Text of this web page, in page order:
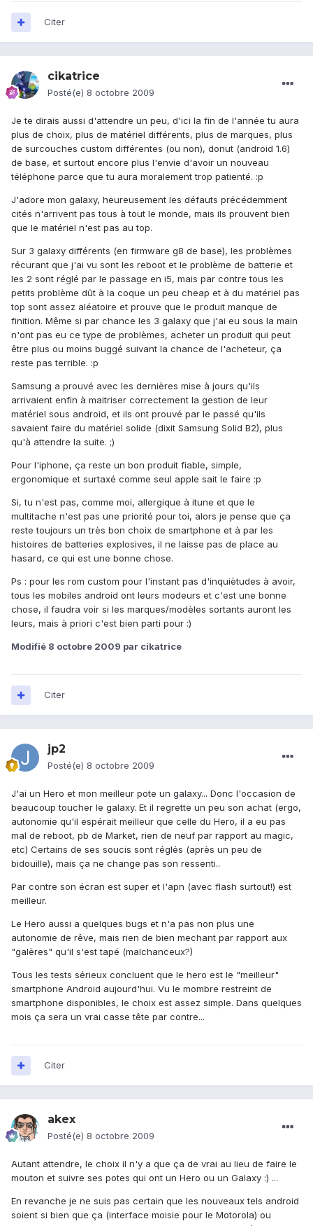
Citer
cikatrice
Posté(e) 8 octobre 2009
Je te dirais aussi d'attendre un peu, d'ici la fin de l'année tu aura
plus de choix, plus de matériel différents, plus de marques, plus
de surcouches custom différentes (ou non), donut (android 1.6)
de base, et surtout encore plus l'envie d'avoir un nouveau
téléphone parce que tu aura moralement trop patienté. :p
J'adore mon galaxy, heureusement les défauts précédemment
cités n'arrivent pas tous à tout le monde, mais ils prouvent bien
que le matériel n'est pas au top.
Sur 3 galaxy différents (en firmware g8 de base), les problèmes
récurant que j'ai vu sont les reboot et le problème de batterie et
les 2 sont réglé par le passage en i5, mais par contre tous les
petits problème dût à la coque un peu cheap et à du matériel pas
top sont assez aléatoire et prouve que le produit manque de
finition. Même si par chance les 3 galaxy que j'ai eu sous la main
n'ont pas eu ce type de problèmes, acheter un produit qui peut
être plus ou moins buggé suivant la chance de l'acheteur, ça
reste pas terrible. :p
Samsung a prouvé avec les dernières mise à jours qu'ils
arrivaient enfin à maitriser correctement la gestion de leur
matériel sous android, et ils ont prouvé par le passé qu'ils
savaient faire du matériel solide (dixit Samsung Solid B2), plus
qu'à attendre la suite. ;)
Pour l'iphone, ça reste un bon produit fiable, simple,
ergonomique et surtaxé comme seul apple sait le faire :p
Si, tu n'est pas, comme moi, allergique à itune et que le
multitache n'est pas une priorité pour toi, alors je pense que ça
reste toujours un très bon choix de smartphone et à par les
histoires de batteries explosives, il ne laisse pas de place au
hasard, ce qui est une bonne chose.
Ps : pour les rom custom pour l'instant pas d'inquiètudes à avoir,
tous les mobiles android ont leurs modeurs et c'est une bonne
chose, il faudra voir si les marques/modèles sortants auront les
leurs, mais à priori c'est bien parti pour :)
Modifié 8 octobre 2009 par cikatrice
Citer
jp2
Posté(e) 8 octobre 2009
J'ai un Hero et mon meilleur pote un galaxy... Donc l'occasion de
beaucoup toucher le galaxy. Et il regrette un peu son achat (ergo,
autonomie qu'il espérait meilleur que celle du Hero, il a eu pas
mal de reboot, pb de Market, rien de neuf par rapport au magic,
etc) Certains de ses soucis sont réglés (après un peu de
bidouille), mais ça ne change pas son ressenti..
Par contre son écran est super et l'apn (avec flash surtout!) est
meilleur.
Le Hero aussi a quelques bugs et n'a pas non plus une
autonomie de rêve, mais rien de bien mechant par rapport aux
"galères" qu'il s'est tapé (malchanceux?)
Tous les tests sérieux concluent que le hero est le "meilleur"
smartphone Android aujourd'hui. Vu le mombre restreint de
smartphone disponibles, le choix est assez simple. Dans quelques
mois ça sera un vrai casse tête par contre...
Citer
akex
Posté(e) 8 octobre 2009
Autant attendre, le choix il n'y a que ça de vrai au lieu de faire le
mouton et suivre ses potes qui ont un Hero ou un Galaxy :) ...
En revanche je ne suis pas certain que les nouveaux tels android
soient si bien que ça (interface moisie pour le Motorola) ou